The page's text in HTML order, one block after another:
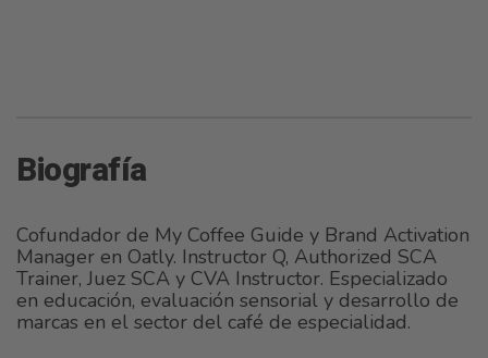
Biografía
Cofundador de My Coffee Guide y Brand Activation
Manager en Oatly. Instructor Q, Authorized SCA
Trainer, Juez SCA y CVA Instructor. Especializado
en educación, evaluación sensorial y desarrollo de
marcas en el sector del café de especialidad.